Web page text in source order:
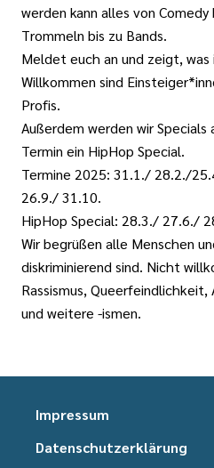
werden kann alles von
Trommeln bis zu Bands.
Meldet euch an und zeigt, was
Willkommen sind
Profis.
Außerdem werden wir
Termin ein HipHop Special.
Termine 2025: 31.1./ 28.2./
26.9./ 31.10.
HipHop Special: 28.3./ 27.6./
Wir begrüßen alle Menschen
diskriminierend sind. Nicht
Rassismus,
und weitere -ismen.
Impressum
Datenschutzerklärung